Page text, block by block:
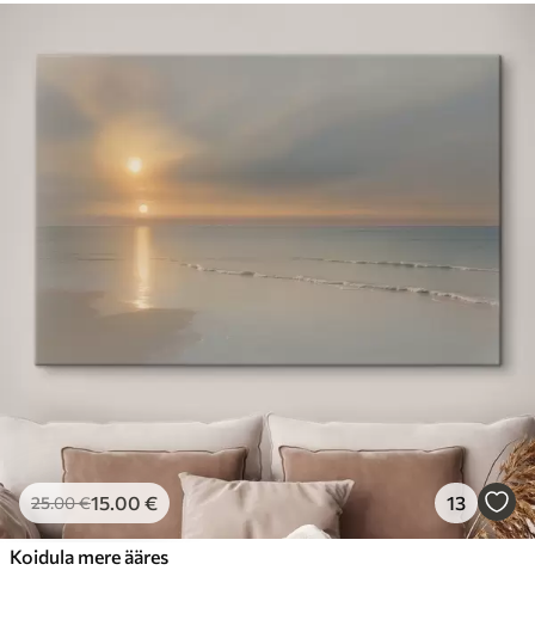
25.00€15.00 € 13
Koidula mere ääres